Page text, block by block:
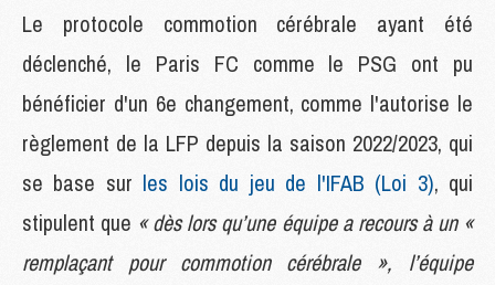
Le protocole commotion cérébrale ayant été
déclenché, le Paris FC comme le PSG ont pu
bénéficier d'un 6e changement, comme l'autorise le
règlement de la LFP depuis la saison 2022/2023, qui
se base sur les lois du jeu de l'IFAB (Loi 3), qui
stipulent que « dès lors qu’une équipe a recours à un «
remplaçant pour commotion cérébrale », l’équipe